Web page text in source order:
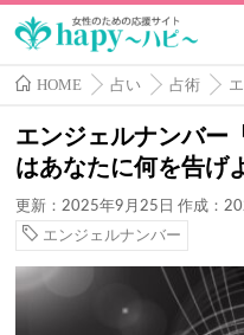
HOME 占い 占術
エンジェルナンバー
はあなたに何を告げ
更新：2025年9月25日 作成：
エンジェルナンバー